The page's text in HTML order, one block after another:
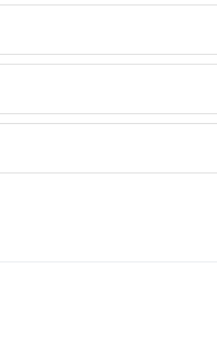
تدارک دیده شده‌اند و
می‌کنند تا در موقعیت‌های
طوری که تمامی پروژه‌های
خواهد بود. سازمان نیز در
است و متفاوت با
می‌شوند، عمدتاً محتوای